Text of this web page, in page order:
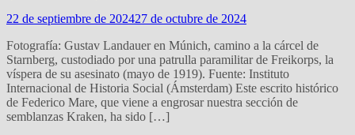
22 de septiembre de 202427 de octubre de 2024
Fotografía: Gustav Landauer en Múnich, camino a la cárcel de
Starnberg, custodiado por una patrulla paramilitar de Freikorps, la
víspera de su asesinato (mayo de 1919). Fuente: Instituto
Internacional de Historia Social (Ámsterdam) Este escrito histórico
de Federico Mare, que viene a engrosar nuestra sección de
semblanzas Kraken, ha sido […]